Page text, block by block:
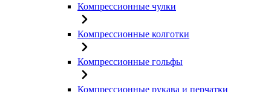
Компрессионные чулки
Компрессионные колготки
Компрессионные гольфы
Компрессионные рукава и перчатки